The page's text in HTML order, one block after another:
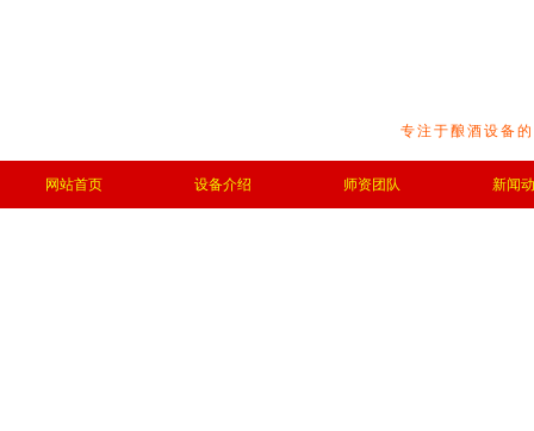
专注于酿酒设备
网站首页 设备介绍 师资团队 新闻